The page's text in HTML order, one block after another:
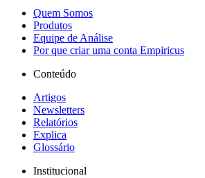
Quem Somos
Produtos
Equipe de Análise
Por que criar uma conta Empiricus
Conteúdo
Artigos
Newsletters
Relatórios
Explica
Glossário
Institucional